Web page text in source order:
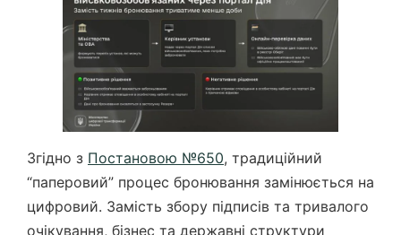
Згідно з Постановою №650, традиційний
“паперовий” процес бронювання замінюється на
цифровий. Замість збору підписів та тривалого
очікування, бізнес та державні структури